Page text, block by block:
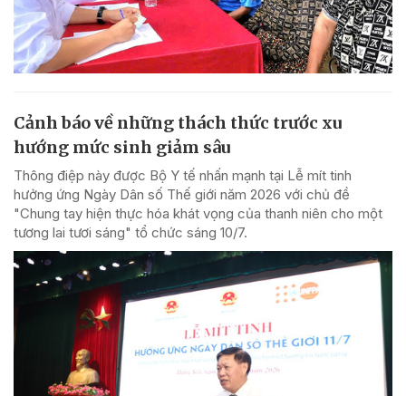
Cảnh báo về những thách thức trước xu
hướng mức sinh giảm sâu
Thông điệp này được Bộ Y tế nhấn mạnh tại Lễ mít tinh
hưởng ứng Ngày Dân số Thế giới năm 2026 với chủ đề
"Chung tay hiện thực hóa khát vọng của thanh niên cho một
tương lai tươi sáng" tổ chức sáng 10/7.